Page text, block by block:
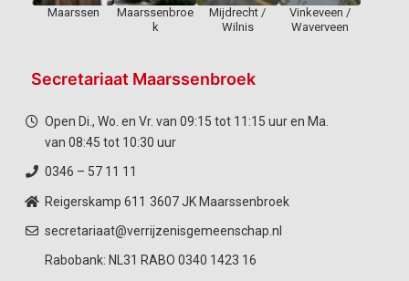
Maarssen
Maarssenbroe
k
Mijdrecht /
Wilnis
Vinkeveen /
Waverveen
Secretariaat Maarssenbroek
Open Di., Wo. en Vr. van 09:15 tot 11:15 uur en Ma.
van 08:45 tot 10:30 uur
0346 – 57 11 11
Reigerskamp 611 3607 JK Maarssenbroek
secretariaat@verrijzenisgemeenschap.nl
Rabobank: NL31 RABO 0340 1423 16